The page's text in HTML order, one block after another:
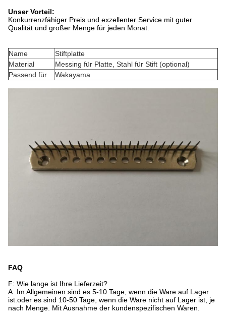
Unser Vorteil:
Konkurrenzfähiger Preis und exzellenter Service mit guter
Qualität und großer Menge für jeden Monat.
Name
Stiftplatte
Material
Messing für Platte, Stahl für Stift (optional)
Passend für
Wakayama
FAQ
F: Wie lange ist Ihre Lieferzeit?
A: Im Allgemeinen sind es 5-10 Tage, wenn die Ware auf Lager
ist.oder es sind 10-50 Tage, wenn die Ware nicht auf Lager ist, je
nach Menge. Mit Ausnahme der kundenspezifischen Waren.